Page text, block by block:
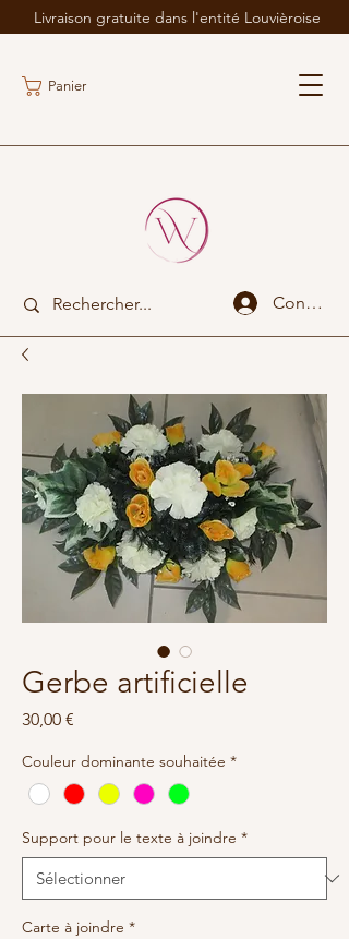
Livraison gratuite dans l'entité Louvièroise
Panier
Connexion
Gerbe artificielle
30,00 €
Couleur dominante souhaitée *
Support pour le texte à joindre *
Carte à joindre *